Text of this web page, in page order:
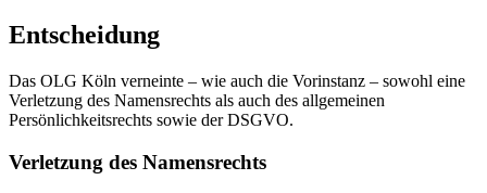
Entscheidung
Das OLG Köln verneinte – wie auch die Vorinstanz – sowohl eine
Verletzung des Namensrechts als auch des allgemeinen
Persönlichkeitsrechts sowie der DSGVO.
Verletzung des Namensrechts